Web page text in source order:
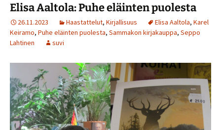
Elisa Aaltola: Puhe eläinten puolesta
26.11.2023 Haastattelut, Kirjallisuus Elisa Aaltola, Karel
Keiramo, Puhe eläinten puolesta, Sammakon kirjakauppa, Seppo
Lahtinen
suvi